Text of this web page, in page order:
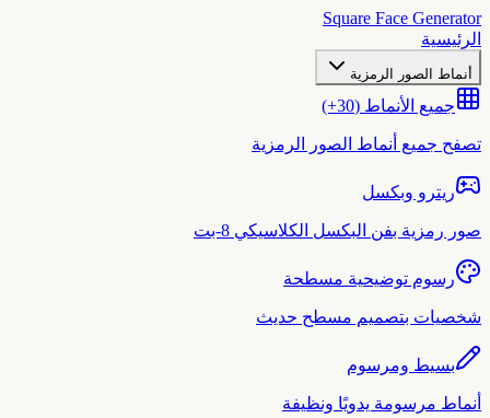
Square Face Generator
الرئيسية
أنماط الصور الرمزية
جميع الأنماط (30+)
تصفح جميع أنماط الصور الرمزية
ريترو وبكسل
صور رمزية بفن البكسل الكلاسيكي 8-بت
رسوم توضيحية مسطحة
شخصيات بتصميم مسطح حديث
بسيط ومرسوم
أنماط مرسومة يدويًا ونظيفة